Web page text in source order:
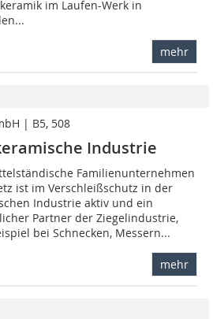
im Laufen-Werk in
mehr
| B5, 508
Industrie
Familienunternehmen
ist im Verschleißschutz in der
Industrie aktiv und ein
Partner der Ziegelindustrie,
bei Schnecken, Messern...
mehr